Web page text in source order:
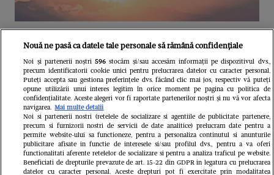
Unul dintre cele mai folosite
aeroporturi din Europa își închide
complet porțile timp de trei luni.
Milioane de pasageri, afectați
Nouă ne pasă ca datele tale personale să rămână confidențiale
Noi și partenerii noștri 596stocăm și/sau accesăm informații pe dispozitivul dvs.,
precum identificatorii cookie unici pentru prelucrarea datelor cu caracter personal.
Puteți accepta sau gestiona preferințele dvs. făcând clic mai jos, respectiv vă puteți
opune utilizării unui interes legitim în orice moment pe pagina cu politica de
confidențialitate. Aceste alegeri vor fi raportate partenerilor noștri și nu vă vor afecta
navigarea. Mai multe detalii
Noi si partenerii nostri (retelele de socializare si agentiile de publicitate partenere,
precum si furnizorii nostri de servicii de date analitice) prelucram date pentru a
permite website-ului sa functioneze, pentru a personaliza continutul si anunturile
publicitare afisate in functie de interesele si/sau profilul dvs., pentru a va oferi
functionalitati aferente retelelor de socializare si pentru a analiza traficul pe website.
Beneficiati de drepturile prevazute de art. 15-22 din GDPR in legatura cu prelucrarea
datelor cu caracter personal. Aceste drepturi pot fi exercitate prin modalitatea